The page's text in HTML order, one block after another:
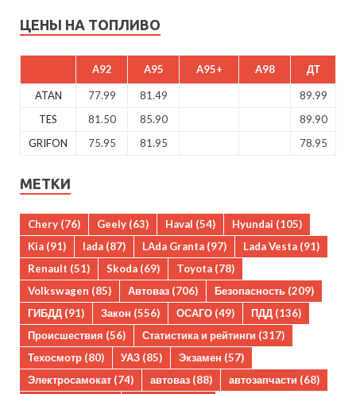
ЦЕНЫ НА ТОПЛИВО
A92 A95 A95+ A98 ДТ
ATAN 77.99 81.49
89.99
TES
81.50 85.90
89.90
GRIFON
75.95 81.95 78.95
МЕТКИ
Chery (76) Geely (63) Haval (54) Hyundai (105)
Kia (91) lada (87) LAda Granta (97) Lada Vesta (91)
Renault (51) Skoda (69) Toyota (78)
Volkswagen (85) Автоваз (706) Безопасность (209)
ГИБДД (91) Закон (556) ОСАГО (49) ПДД (136)
Происшествия (56) Статистика и рейтинги (317)
Техосмотр (80) УАЗ (85) Экзамен (57)
Электросамокат (74) автоваз (88) автозапчасти (68)